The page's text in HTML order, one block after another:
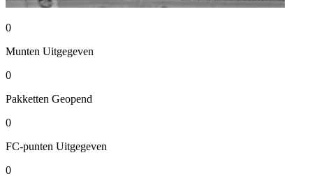
0
Munten Uitgegeven
0
Pakketten Geopend
0
FC-punten Uitgegeven
0